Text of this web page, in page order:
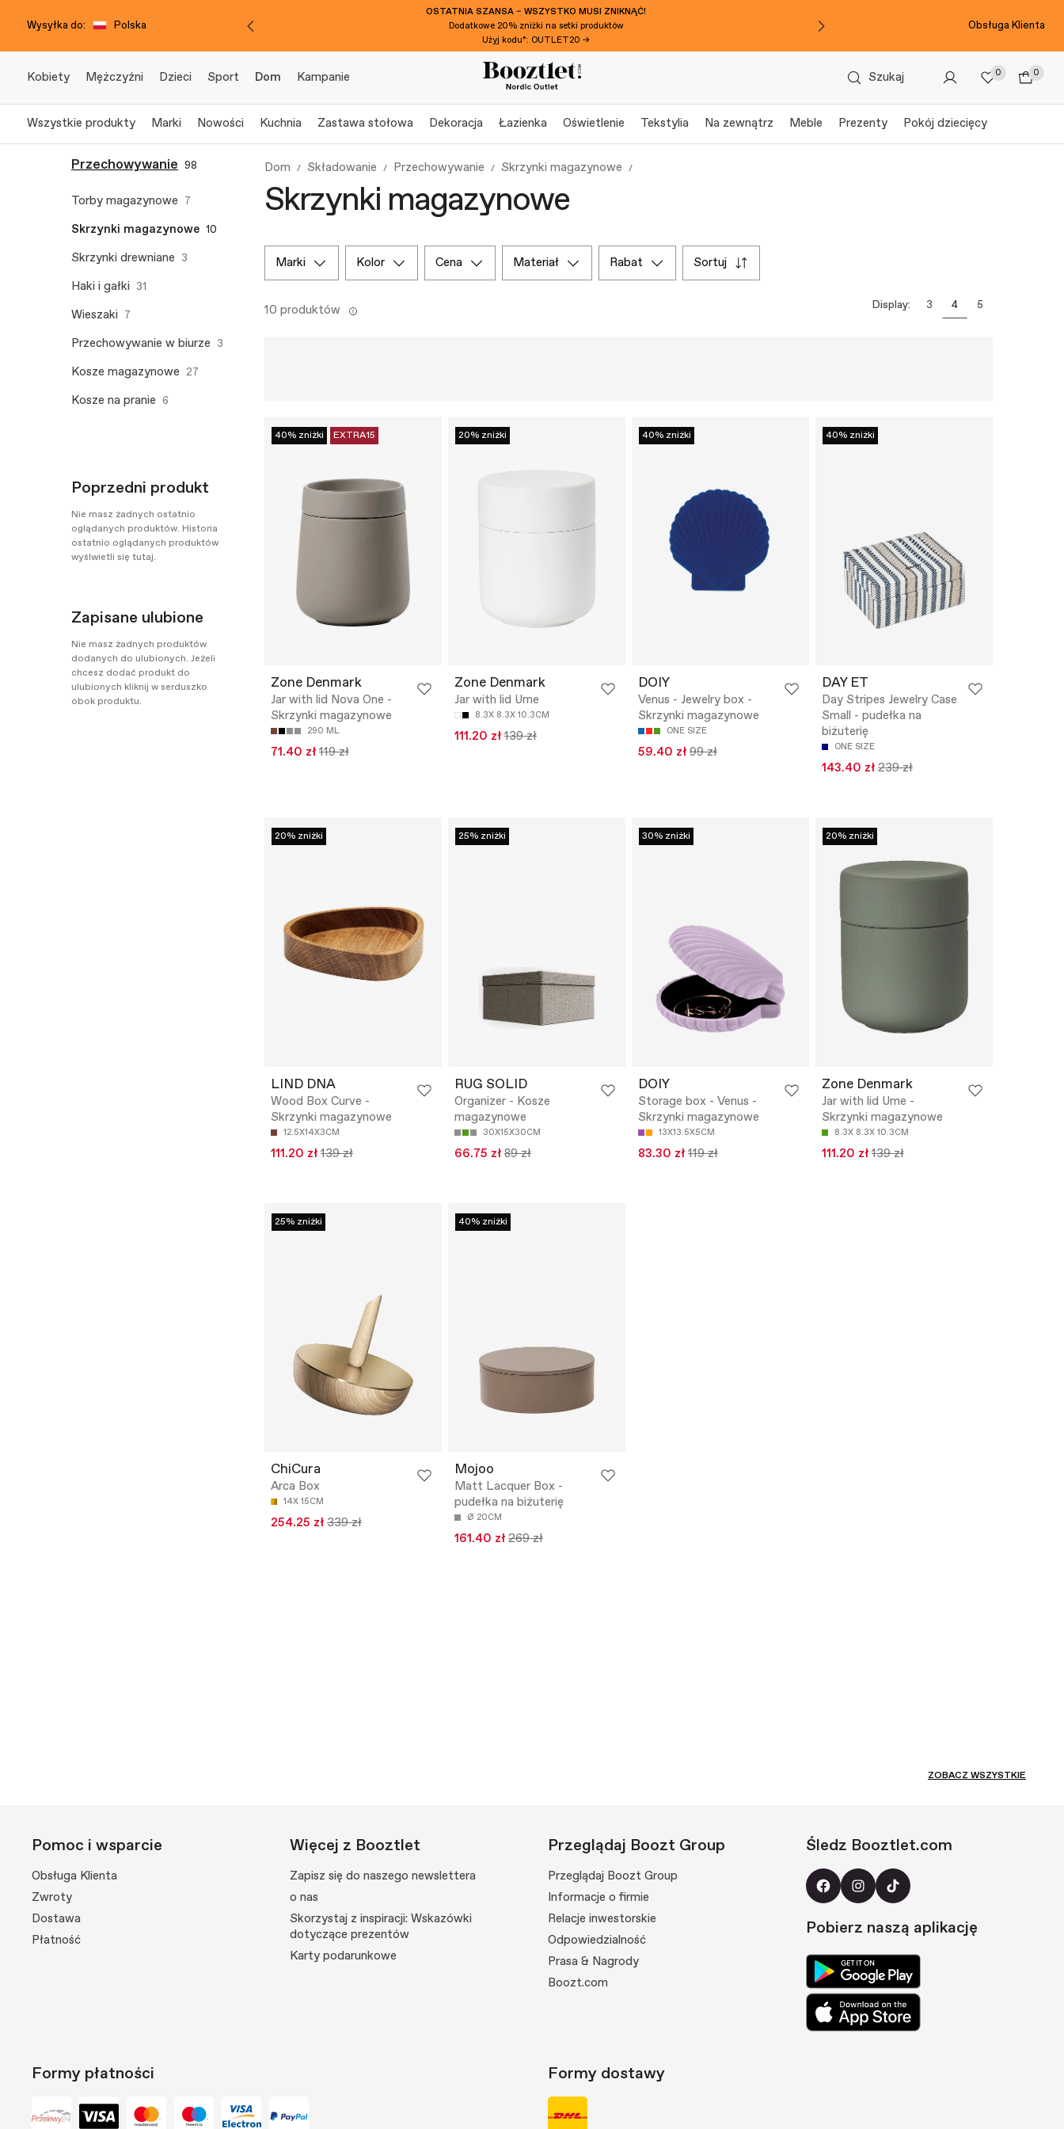
Wysyłka do: Polska
OSTATNIA SZANSA – WSZYSTKO MUSI ZNIKNĄĆ!
Dodatkowe 20% zniżki na setki produktów
Użyj kodu*: OUTLET20 →
Obsługa Klienta
Kobiety Mężczyźni Dzieci Sport Dom Kampanie Szukaj 0 0
Wszystkie produkty Marki Nowości Kuchnia Zastawa stołowa Dekoracja Łazienka Oświetlenie Tekstylia Na zewnątrz Meble Prezenty Pokój dziecięcy
Przechowywanie 98
Torby magazynowe 7
Skrzynki magazynowe 10
Skrzynki drewniane 3
Haki i gałki 31
Wieszaki 7
Przechowywanie w biurze 3
Kosze magazynowe 27
Kosze na pranie 6
Poprzedni produkt
Nie masz żadnych ostatnio
oglądanych produktów. Historia
ostatnio oglądanych produktów
wyślwietli się tutaj.
Zapisane ulubione
Nie masz żadnych produktów
dodanych do ulubionych. Jeżeli
chcesz dodać produkt do
ulubionych kliknij w serduszko
obok produktu.
Dom Składowanie Przechowywanie Skrzynki magazynowe
Skrzynki magazynowe
marki kolor cena materiał rabat sortuj
10 produktów Display: 3 4 5
40% zniżki EXTRA15
Zone Denmark
Jar with lid Nova One -
Skrzynki magazynowe
290 ML
71.40 zł 119 zł
20% zniżki
Zone Denmark
Jar with lid Ume
8.3X 8.3X 10.3CM
111.20 zł 139 zł
40% zniżki
DOIY
Venus - Jewelry box -
Skrzynki magazynowe
ONE SIZE
59.40 zł 99 zł
40% zniżki
DAY ET
Day Stripes Jewelry Case
Small - pudełka na
biżuterię
ONE SIZE
143.40 zł 239 zł
20% zniżki
LIND DNA
Wood Box Curve -
Skrzynki magazynowe
12.5X14X3CM
111.20 zł 139 zł
25% zniżki
RUG SOLID
Organizer - Kosze
magazynowe
30X15X30CM
66.75 zł 89 zł
30% zniżki
DOIY
Storage box - Venus -
Skrzynki magazynowe
13X13.5X5CM
83.30 zł 119 zł
20% zniżki
Zone Denmark
Jar with lid Ume -
Skrzynki magazynowe
8.3X 8.3X 10.3CM
111.20 zł 139 zł
25% zniżki
ChiCura
Arca Box
14X 15CM
254.25 zł 339 zł
40% zniżki
Mojoo
Matt Lacquer Box -
pudełka na biżuterię
Ø 20CM
161.40 zł 269 zł
ZOBACZ WSZYSTKIE
Pomoc i wsparcie
Obsługa Klienta
Zwroty
Dostawa
Płatność
Więcej z Booztlet
Zapisz się do naszego newslettera
o nas
Skorzystaj z inspiracji: Wskazówki
dotyczące prezentów
Karty podarunkowe
Przeglądaj Boozt Group
Przeglądaj Boozt Group
Informacje o firmie
Relacje inwestorskie
Odpowiedzialność
Prasa & Nagrody
Boozt.com
Śledz Booztlet.com
Pobierz naszą aplikację
Formy płatności Formy dostawy